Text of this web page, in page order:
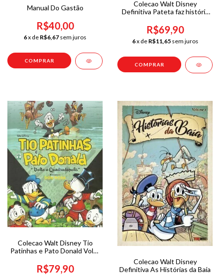
Manual Do Gastão
R$40,00
6x de R$6,67 sem juros
Colecao Walt Disney
Definitiva Pateta faz história
R$69,90
6x de R$11,65 sem juros
Colecao Walt Disney Tio
Patinhas e Pato Donald Volta
R$79,90
Colecao Walt Disney
Definitiva As Histórias da Baía